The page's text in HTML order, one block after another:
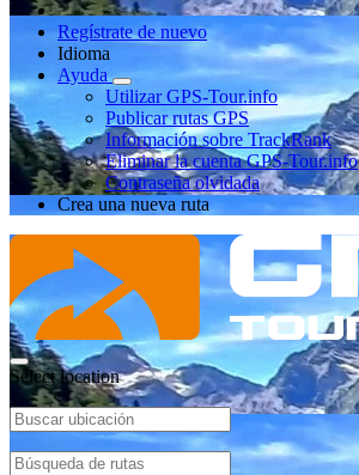
Regístrate de nuevo
Idioma
Ayuda
Utilizar GPS-Tour.info
Publicar rutas GPS
Información sobre TrackRank
Eliminar la cuenta GPS-Tour.info
Contraseña olvidada
Crea una nueva ruta
Select location